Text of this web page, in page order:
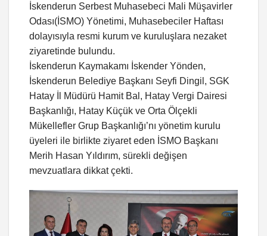
İskenderun Serbest Muhasebeci Mali Müşavirler
Odası(İSMO) Yönetimi, Muhasebeciler Haftası
dolayısıyla resmi kurum ve kuruluşlara nezaket
ziyaretinde bulundu.
İskenderun Kaymakamı İskender Yönden,
İskenderun Belediye Başkanı Seyfi Dingil, SGK
Hatay İl Müdürü Hamit Bal, Hatay Vergi Dairesi
Başkanlığı, Hatay Küçük ve Orta Ölçekli
Mükellefler Grup Başkanlığı’nı yönetim kurulu
üyeleri ile birlikte ziyaret eden İSMO Başkanı
Merih Hasan Yıldırım, sürekli değişen
mevzuatlara dikkat çekti.